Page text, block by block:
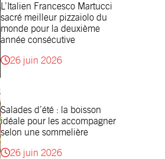
L’Italien Francesco Martucci
sacré meilleur pizzaiolo du
monde pour la deuxième
année consécutive
26 juin 2026
Salades d’été : la boisson
idéale pour les accompagner
selon une sommelière
26 juin 2026